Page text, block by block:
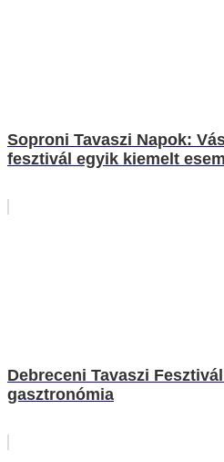
Soproni Tavaszi Napok:
fesztivál egyik kiemelt
Debreceni Tavaszi
gasztronómia